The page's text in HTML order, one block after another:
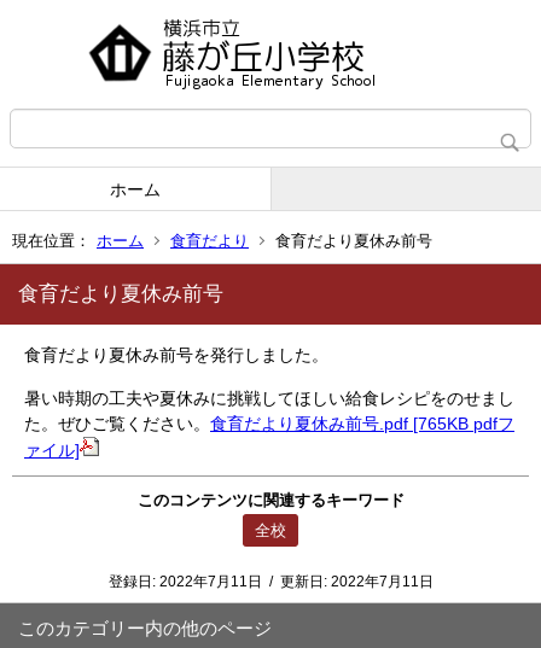
ホーム
現在位置： ホーム 食育だより 食育だより夏休み前号
食育だより夏休み前号
食育だより夏休み前号を発行しました。
暑い時期の工夫や夏休みに挑戦してほしい給食レシピをのせまし
た。ぜひご覧ください。 食育だより夏休み前号.pdf [765KB pdfフ
ァイル]
このコンテンツに関連するキーワード
全校
登録日: 2022年7月11日 / 更新日: 2022年7月11日
このカテゴリー内の他のページ